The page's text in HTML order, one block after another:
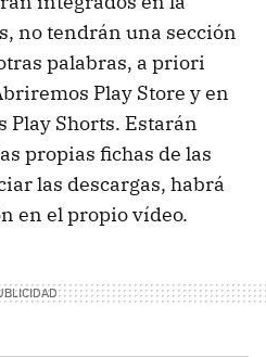
no tendrán una sección
palabras, a priori
Play Store y en
Play Shorts. Estarán
propias fichas de las
las descargas, habrá
en el propio vídeo.